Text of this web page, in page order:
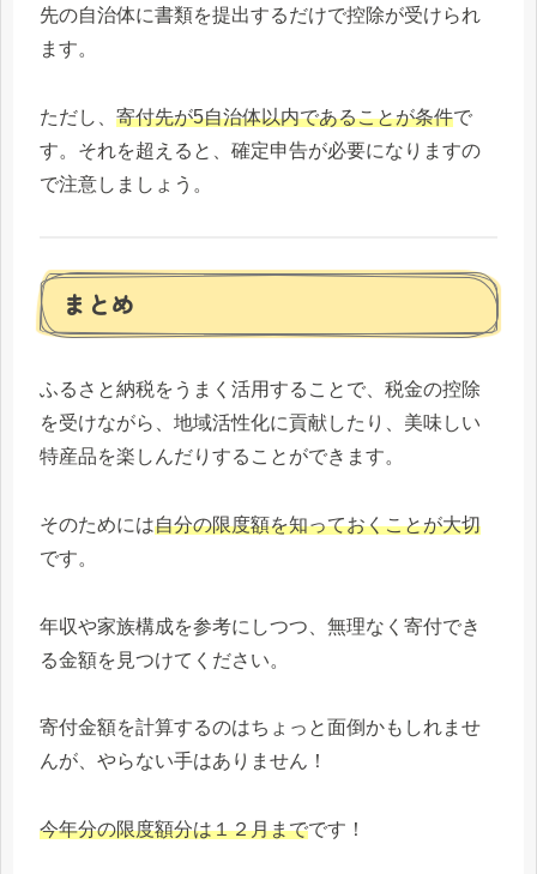
先の自治体に書類を提出するだけで控除が受けられ
ます。
ただし、 寄付先が5自治体以内であることが条件で
す。それを超えると、確定申告が必要になりますの
で注意しましょう。
まとめ
ふるさと納税をうまく活用することで、税金の控除
を受けながら、地域活性化に貢献したり、美味しい
特産品を楽しんだりすることができます。
そのためには自分の限度額を知っておくことが大切
です。
年収や家族構成を参考にしつつ、無理なく寄付でき
る金額を見つけてください。
寄付金額を計算するのはちょっと面倒かもしれませ
んが、やらない手はありません！
今年分の限度額分は１２月までです！